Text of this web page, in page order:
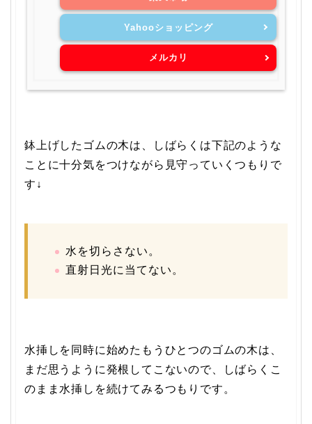
Yahooショッピング
メルカリ
鉢上げしたゴムの木は、しばらくは下記のような
ことに十分気をつけながら見守っていくつもりで
す↓
水を切らさない。
直射日光に当てない。
水挿しを同時に始めたもうひとつのゴムの木は、
まだ思うように発根してこないので、しばらくこ
のまま水挿しを続けてみるつもりです。